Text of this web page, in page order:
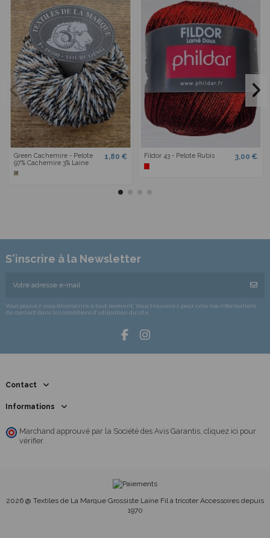
Green Cachemire - Pelote
97% Cachemire 3% Laine
1,80 € Fildor 43 - Pelote Rubis 3,00 €
S'inscrire à la Newsletter
Vous pouvez vous désinscrire à tout moment. Vous trouverez pour cela nos informations
de contact dans les conditions d'utilisation du site.
Contact
Informations
Marchand approuvé par la Société des Avis Garantis, cliquez ici pour
vérifier.
2026 @ Textiles de La Marque Grossiste Laine Fil à tricoter Accessoires depuis
1970